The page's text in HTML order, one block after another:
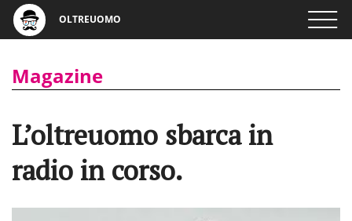
OLTREUOMO
Magazine
L’oltreuomo sbarca in
radio in corso.